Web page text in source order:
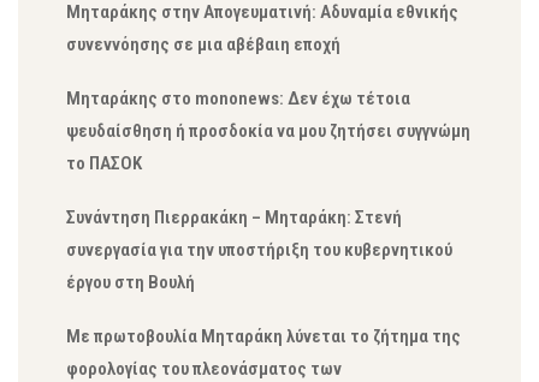
Μηταράκης στην Απογευματινή: Αδυναμία εθνικής
συνεννόησης σε μια αβέβαιη εποχή
Μηταράκης στο mononews: Δεν έχω τέτοια
ψευδαίσθηση ή προσδοκία να μου ζητήσει συγγνώμη
το ΠΑΣΟΚ
Συνάντηση Πιερρακάκη – Μηταράκη: Στενή
συνεργασία για την υποστήριξη του κυβερνητικού
έργου στη Βουλή
Με πρωτοβουλία Μηταράκη λύνεται το ζήτημα της
φορολογίας του πλεονάσματος των